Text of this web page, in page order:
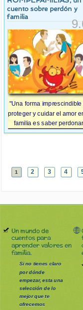
cuento sobre perdón y
familia
"Una forma imprescindible
proteger y cuidar el amor
familia es saber
1 2 3 4
Un mundo de
cuentos para
aprender valores en
familia.
Si no tienes claro
por dónde
empezar, esta una
selección de lo
mejor que te
ofrecemos